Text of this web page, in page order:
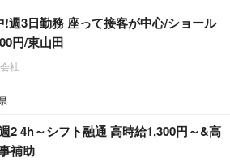
!週3日勤務 座って接客が中心/ショール
円/東山田
社
2 4h～シフト融通 高時給1,300円～&高
補助